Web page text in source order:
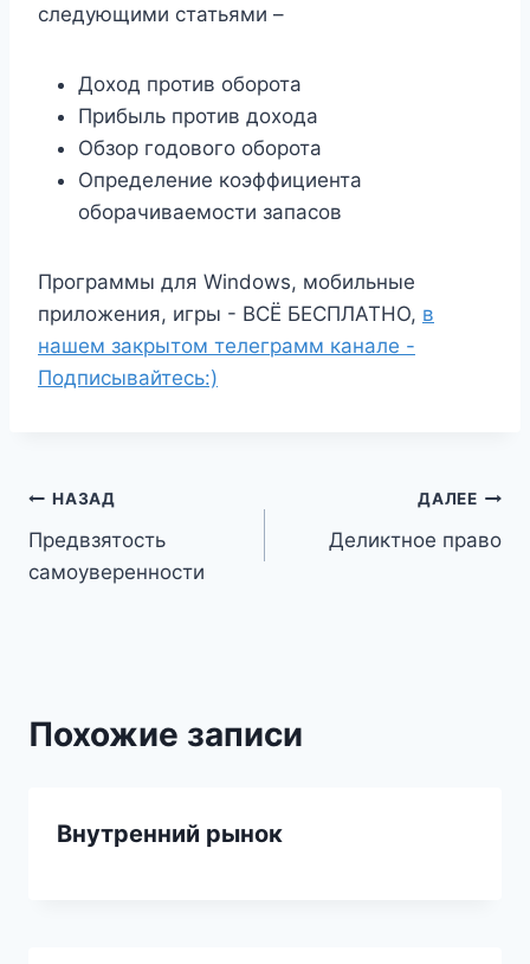
следующими статьями –
Доход против оборота
Прибыль против дохода
Обзор годового оборота
Определение коэффициента
оборачиваемости запасов
Программы для Windows, мобильные
приложения, игры - ВСЁ БЕСПЛАТНО, в
нашем закрытом телеграмм канале -
Подписывайтесь:)
Навигация
по
НАЗАД
Предвзятость
самоуверенности
ДАЛЕЕ
Деликтное право
Похожие записи
Внутренний рынок